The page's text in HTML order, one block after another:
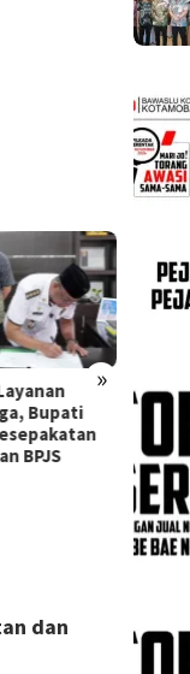
»
Bupati
BPJS
XIII/
dan